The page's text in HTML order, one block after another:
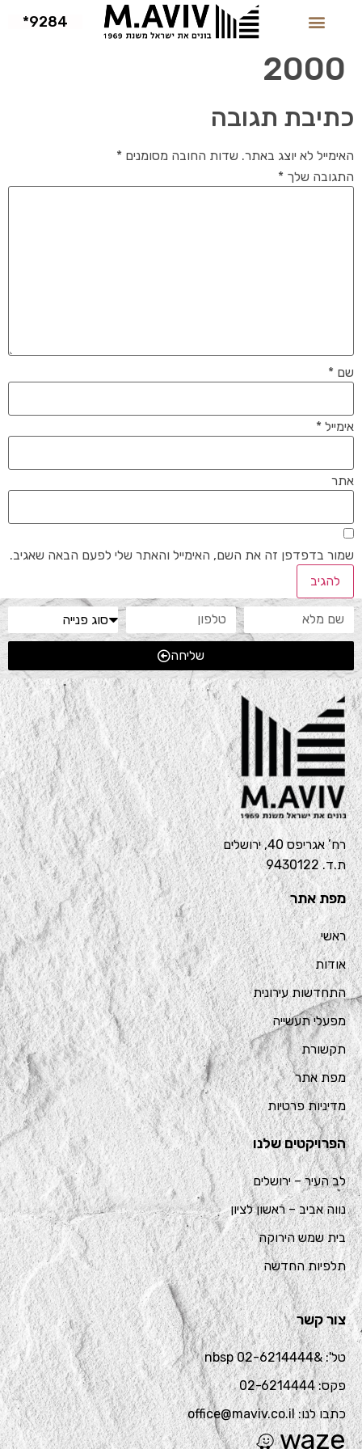
9284*
2000
כתיבת תגובה
האימייל לא יוצג באתר. שדות החובה מסומנים *
התגובה שלך *
שם *
אימייל *
אתר
שמור בדפדפן זה את השם, האימייל והאתר שלי לפעם הבאה שאגיב.
שליחה
רח’ אגריפס 40, ירושלים
ת.ד. 9430122
מפת אתר
ראשי
אודות
התחדשות עירונית
מפעלי תעשייה
תקשורת
מפת אתר
מדיניות פרטיות
הפרויקטים שלנו
לב העיר – ירושלים
נווה אביב – ראשון לציון
בית שמש הירוקה
תלפיות החדשה
צור קשר
טל': &nbsp 02-6214444
פקס: 02-6214444
כתבו לנו: office@maviv.co.il
waze